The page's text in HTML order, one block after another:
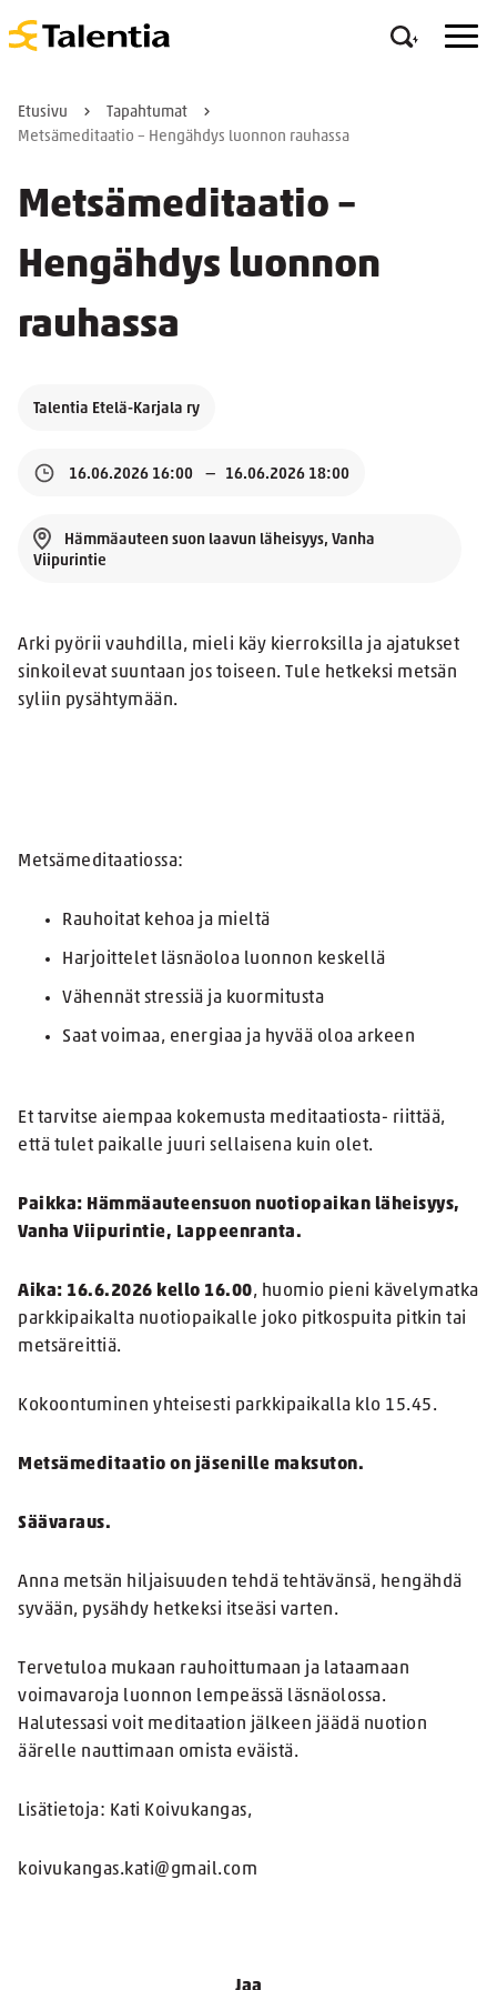
Etusivu
Tapahtumat
Metsämeditaatio – Hengähdys luonnon rauhassa
Metsämeditaatio –
Hengähdys luonnon
rauhassa
Talentia Etelä-Karjala ry
16.06.2026 16:00 16.06.2026 18:00
Hämmäauteen suon laavun läheisyys, Vanha
Viipurintie
Arki pyörii vauhdilla, mieli käy kierroksilla ja ajatukset
sinkoilevat suuntaan jos toiseen. Tule hetkeksi metsän
syliin pysähtymään.
Metsämeditaatiossa:
Rauhoitat kehoa ja mieltä
Harjoittelet läsnäoloa luonnon keskellä
Vähennät stressiä ja kuormitusta
Saat voimaa, energiaa ja hyvää oloa arkeen
Et tarvitse aiempaa kokemusta meditaatiosta- riittää,
että tulet paikalle juuri sellaisena kuin olet.
Paikka: Hämmäauteensuon nuotiopaikan läheisyys,
Vanha Viipurintie, Lappeenranta.
Aika: 16.6.2026 kello 16.00, huomio pieni kävelymatka
parkkipaikalta nuotiopaikalle joko pitkospuita pitkin tai
metsäreittiä.
Kokoontuminen yhteisesti parkkipaikalla klo 15.45.
Metsämeditaatio on jäsenille maksuton.
Säävaraus.
Anna metsän hiljaisuuden tehdä tehtävänsä, hengähdä
syvään, pysähdy hetkeksi itseäsi varten.
Tervetuloa mukaan rauhoittumaan ja lataamaan
voimavaroja luonnon lempeässä läsnäolossa.
Halutessasi voit meditaation jälkeen jäädä nuotion
äärelle nauttimaan omista eväistä.
Lisätietoja: Kati Koivukangas,
koivukangas.kati@gmail.com